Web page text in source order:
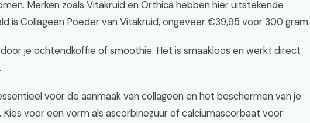
Merken zoals Vitakruid en Orthica hebben hier uitstekende
is Collageen Poeder van Vitakruid, ongeveer €39,95 voor 300 gram.
je ochtendkoffie of smoothie. Het is smaakloos en werkt direct
voor de aanmaak van collageen en het beschermen van je
Kies voor een vorm als ascorbinezuur of calciumascorbaat voor